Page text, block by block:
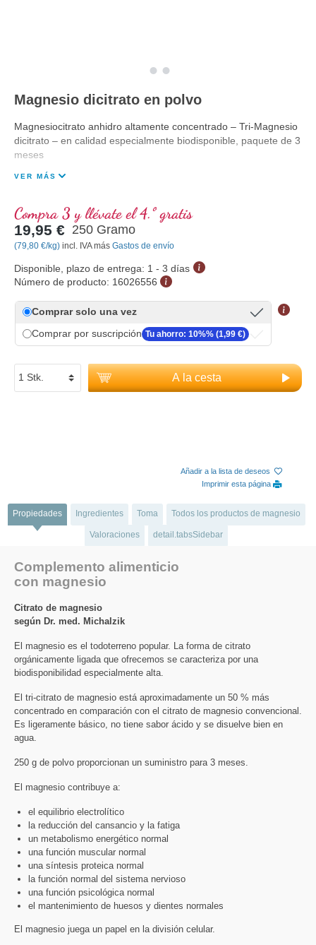
Magnesio dicitrato en polvo
Magnesiocitrato anhidro altamente concentrado – Tri-Magnesio
dicitrato – en calidad especialmente biodisponible, paquete de 3
meses
VER MÁS
Compra 3 y llévate el 4.º gratis
19,95 € 250 Gramo
(79,80 €/kg) incl. IVA más Gastos de envío
Disponible, plazo de entrega: 1 - 3 días
Número de producto: 16026556
Comprar solo una vez
Comprar por suscripción Tu ahorro: 10%% (1,99 €)
A la cesta
Añadir a la lista de deseos
Imprimir esta página
Propiedades Ingredientes Toma Todos los productos de magnesio
Valoraciones detail.tabsSidebar
Complemento alimenticio
con magnesio
Citrato de magnesio
según Dr. med. Michalzik
El magnesio es el todoterreno popular. La forma de citrato
orgánicamente ligada que ofrecemos se caracteriza por una
biodisponibilidad especialmente alta.
El tri-citrato de magnesio está aproximadamente un 50 % más
concentrado en comparación con el citrato de magnesio convencional.
Es ligeramente básico, no tiene sabor ácido y se disuelve bien en
agua.
250 g de polvo proporcionan un suministro para 3 meses.
El magnesio contribuye a:
el equilibrio electrolítico
la reducción del cansancio y la fatiga
un metabolismo energético normal
una función muscular normal
una síntesis proteica normal
la función normal del sistema nervioso
una función psicológica normal
el mantenimiento de huesos y dientes normales
El magnesio juega un papel en la división celular.